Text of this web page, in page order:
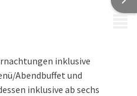
inklusive
Abendbuffet und
inklusive ab sechs